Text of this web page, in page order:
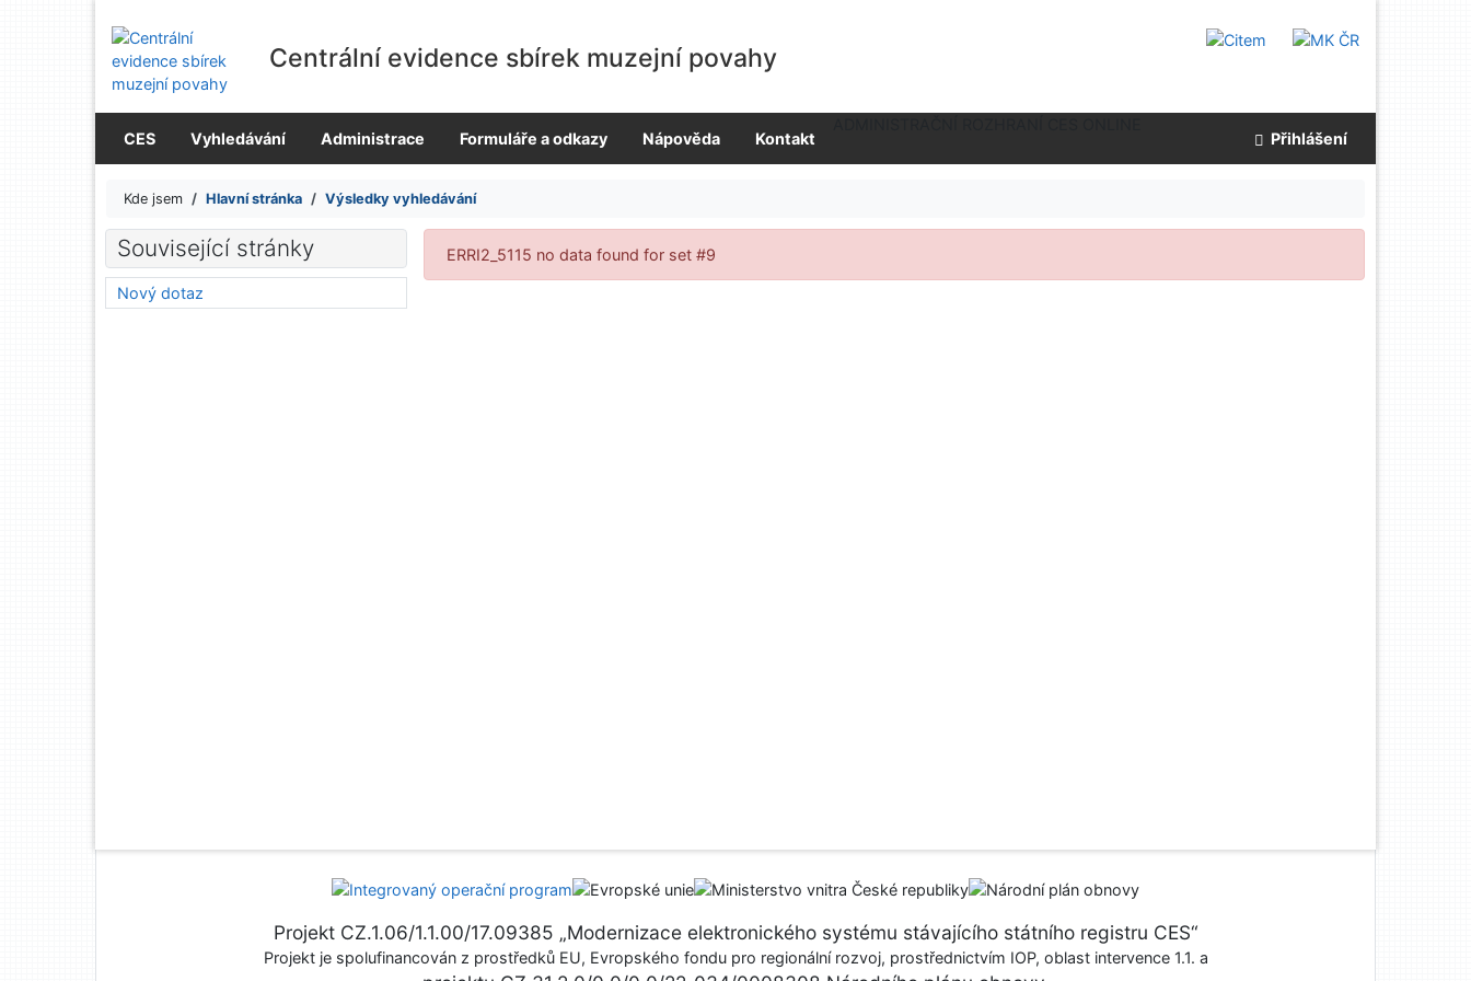
Přejít na menu
Prohlášení o webové přístupnostiCentrální evidence sbírek muzejní povahy
CES Vyhledávání Administrace Formuláře a odkazy Nápověda Kontakt Přihlášení
Kde jsem Hlavní stránka Výsledky vyhledávání
Výsledky vyhledávání
ERRI2_5115 no data found for set #9
Související stránky
Nový dotaz
Projekt CZ.1.06/1.1.00/17.09385 „Modernizace elektronického systému stávajícího státního registru CES“
Projekt je spolufinancován z prostředků EU, Evropského fondu pro regionální rozvoj, prostřednictvím IOP, oblast intervence 1.1. a